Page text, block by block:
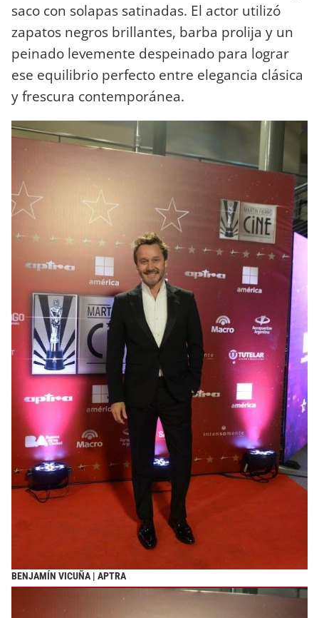
saco con solapas satinadas. El actor utilizó
zapatos negros brillantes, barba prolija y un
peinado levemente despeinado para lograr
ese equilibrio perfecto entre elegancia clásica
y frescura contemporánea.
BENJAMÍN VICUÑA | APTRA